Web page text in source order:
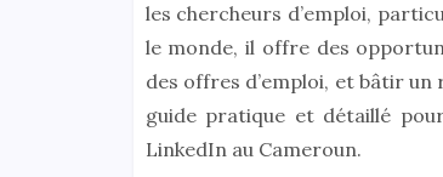
les chercheurs d’emploi,
le monde, il offre des
des offres d’emploi, et bâtir
guide pratique et détaillé
LinkedIn au Cameroun.